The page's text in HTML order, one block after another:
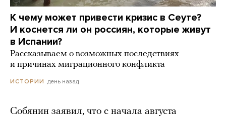
К чему может привести кризис в Сеуте?
И коснется ли он россиян, которые живут
в Испании?
Рассказываем о возможных последствиях
и причинах миграционного конфликта
ИСТОРИИ день назад
Собянин заявил, что с начала августа